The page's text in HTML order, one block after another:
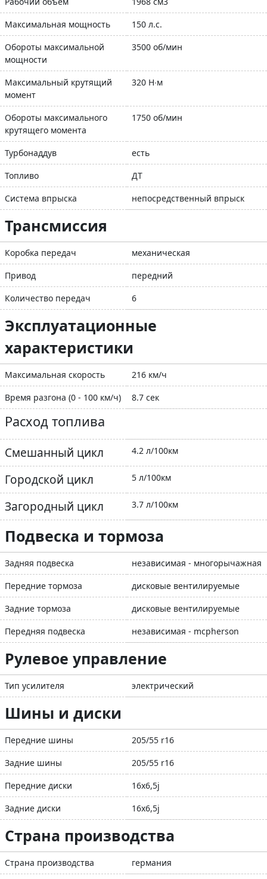
Максимальная мощность
150 л.с.
Обороты максимальной
мощности
3500 об/мин
Максимальный крутящий
момент
320 Н∙м
Обороты максимального
крутящего момента
1750 об/мин
Турбонаддув
есть
Топливо
ДТ
Система впрыска
непосредственный впрыск
Трансмиссия
Коробка передач
механическая
Привод
передний
Количество передач
6
Эксплуатационные
характеристики
Максимальная скорость
216 км/ч
Время разгона (0 - 100 км/ч)
8.7 сек
Расход топлива
Смешанный цикл 4.2 л/100км
Городской цикл 5 л/100км
Загородный цикл 3.7 л/100км
Подвеска и тормоза
Задняя подвеска
независимая - многорычажная
Передние тормоза
дисковые вентилируемые
Задние тормоза
дисковые вентилируемые
Передняя подвеска
независимая - mcpherson
Рулевое управление
Тип усилителя электрический
Шины и диски
Передние шины
205/55 r16
Задние шины
205/55 r16
Передние диски
16x6,5j
Задние диски
16x6,5j
Страна производства
Страна производства германия